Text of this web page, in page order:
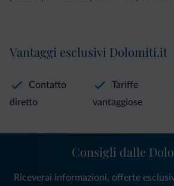
Vantaggi esclusivi Dolomiti.it
Contatto
diretto
Tariffe
vantaggiose
Consigli dalle
Riceverai informazioni, offerte